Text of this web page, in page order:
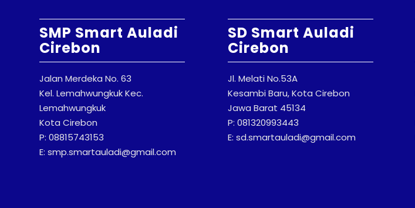
SMP Smart Auladi
Cirebon
Jalan Merdeka No. 63
Kel. Lemahwungkuk Kec.
Lemahwungkuk
Kota Cirebon
P: 08815743153
E: smp.smartauladi@gmail.com
SD Smart Auladi
Cirebon
Jl. Melati No.53A
Kesambi Baru, Kota Cirebon
Jawa Barat 45134
P: 081320993443
E: sd.smartauladi@gmail.com